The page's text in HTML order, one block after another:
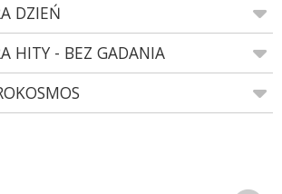
DZIEŃ
HITY - BEZ GADANIA